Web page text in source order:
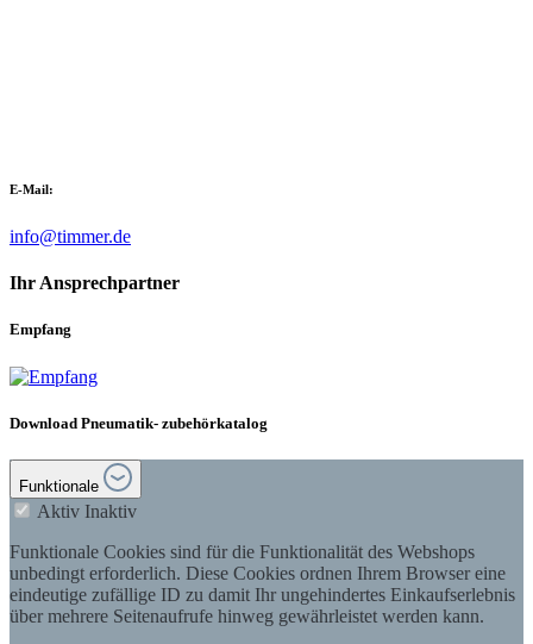
E-Mail:
info@timmer.de
Ihr Ansprechpartner
Empfang
Download Pneumatik- zubehörkatalog
Funktionale
Aktiv Inaktiv
Funktionale Cookies sind für die Funktionalität des Webshops
unbedingt erforderlich. Diese Cookies ordnen Ihrem Browser eine
eindeutige zufällige ID zu damit Ihr ungehindertes Einkaufserlebnis
über mehrere Seitenaufrufe hinweg gewährleistet werden kann.